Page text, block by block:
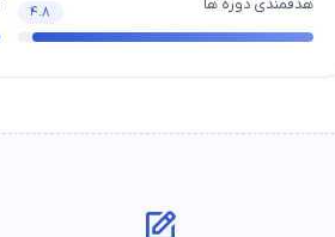
هدفمندی دوره ها ۴.۸